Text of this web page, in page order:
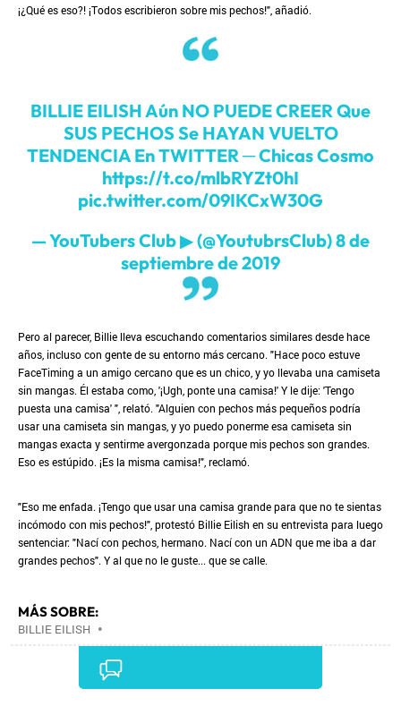
¡¿Qué es eso?! ¡Todos escribieron sobre mis pechos!", añadió.
BILLIE EILISH Aún NO PUEDE CREER Que
SUS PECHOS Se HAYAN VUELTO
TENDENCIA En TWITTER ─ Chicas Cosmo
https://t.co/mlbRYZt0hI
pic.twitter.com/09IKCxW30G
— YouTubers Club ▶ (@YoutubrsClub)8 de
septiembre de 2019
Pero al parecer, Billie lleva escuchando comentarios similares desde hace
años, incluso con gente de su entorno más cercano. "Hace poco estuve
FaceTiming a un amigo cercano que es un chico, y yo llevaba una camiseta
sin mangas. Él estaba como, '¡Ugh, ponte una camisa!' Y le dije: 'Tengo
puesta una camisa' ", relató. "Alguien con pechos más pequeños podría
usar una camiseta sin mangas, y yo puedo ponerme esa camiseta sin
mangas exacta y sentirme avergonzada porque mis pechos son grandes.
Eso es estúpido. ¡Es la misma camisa!", reclamó.
"Eso me enfada. ¡Tengo que usar una camisa grande para que no te sientas
incómodo con mis pechos!", protestó Billie Eilish en su entrevista para luego
sentenciar: "Nací con pechos, hermano. Nací con un ADN que me iba a dar
grandes pechos". Y al que no le guste... que se calle.
MÁS SOBRE:
BILLIE EILISH •